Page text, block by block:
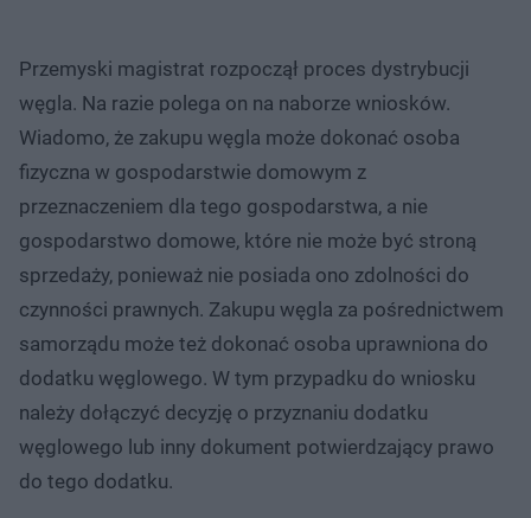
Przemyski magistrat rozpoczął proces dystrybucji
węgla. Na razie polega on na naborze wniosków.
Wiadomo, że zakupu węgla może dokonać osoba
fizyczna w gospodarstwie domowym z
przeznaczeniem dla tego gospodarstwa, a nie
gospodarstwo domowe, które nie może być stroną
sprzedaży, ponieważ nie posiada ono zdolności do
czynności prawnych. Zakupu węgla za pośrednictwem
samorządu może też dokonać osoba uprawniona do
dodatku węglowego. W tym przypadku do wniosku
należy dołączyć decyzję o przyznaniu dodatku
węglowego lub inny dokument potwierdzający prawo
do tego dodatku.